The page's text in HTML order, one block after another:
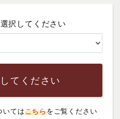
択してください
てください
いてはこちらをご覧ください